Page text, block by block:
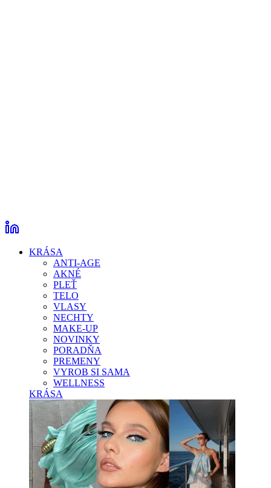
KRÁSA
ANTI-AGE
AKNÉ
PLEŤ
TELO
VLASY
NECHTY
MAKE-UP
NOVINKY
PORADŇA
PREMENY
VYROB SI SAMA
WELLNESS
KRÁSA